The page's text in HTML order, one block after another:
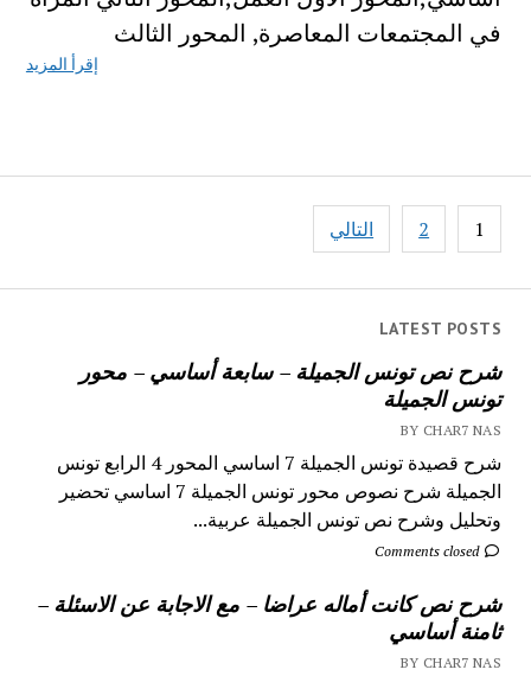
LATEST POSTS
شرح نص تونس الجميلة – سابعة أساسي – محور
تونس الجميلة
BY CHAR7 NAS
شرح قصيدة تونس الجميلة 7 اساسي المحور 4 الرابع تونس
الجميلة شرح نصوص محور تونس الجميلة 7 اساسي تحضير
وتحليل وشرح نص تونس الجميلة عربية...
Comments closed
شرح نص كانت أماله عراضا – مع الاجابة عن الاسئلة –
ثامنة أساسي
BY CHAR7 NAS
في المجتمعات المعاصرة, المحور الثالث
إقرأ المزيد
تصفّح
المقالات
1
2 التالي